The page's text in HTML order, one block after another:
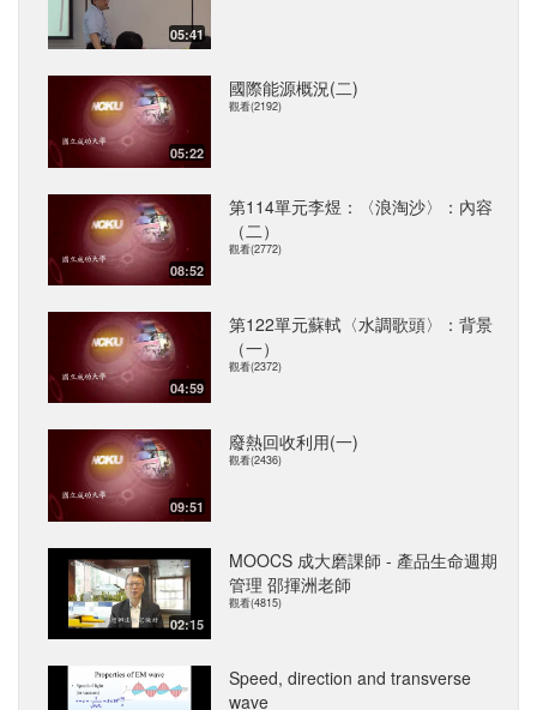
05:41
05:22
國際能源概況(二)
觀看(2192)
08:52
第114單元李煜：〈浪淘沙〉：內容
（二）
觀看(2772)
04:59
第122單元蘇軾〈水調歌頭〉：背景
（一）
觀看(2372)
09:51
廢熱回收利用(一)
觀看(2436)
02:15
MOOCS 成大磨課師 - 產品生命週期
管理 邵揮洲老師
觀看(4815)
Speed, direction and transverse
wave